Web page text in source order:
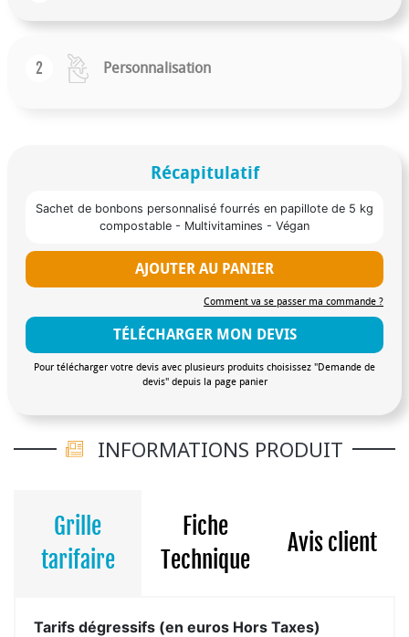
2 Personnalisation
Récapitulatif
Sachet de bonbons personnalisé fourrés en papillote de 5 kg
compostable - Multivitamines - Végan
AJOUTER AU PANIER
Comment va se passer ma commande ?
TÉLÉCHARGER MON DEVIS
Pour télécharger votre devis avec plusieurs produits choisissez "Demande de
devis" depuis la page panier
INFORMATIONS PRODUIT
Grille
tarifaire
Fiche
Technique
Avis client
Tarifs dégressifs (en euros Hors Taxes)